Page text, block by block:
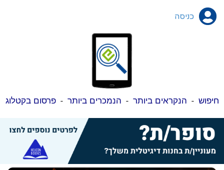
כניסה
חיפוש - הנקראים ביותר - הנמכרים ביותר -פרסום בקטלוג